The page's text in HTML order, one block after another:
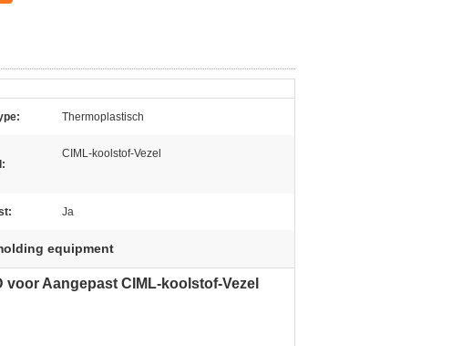
Thermoplastisch
CIML-koolstof-Vezel
Ja
equipment
Aangepast CIML-koolstof-Vezel